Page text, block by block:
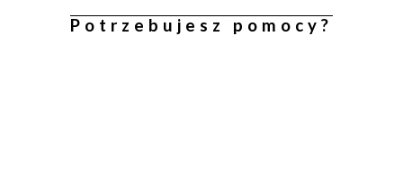
Potrzebujesz pomocy?